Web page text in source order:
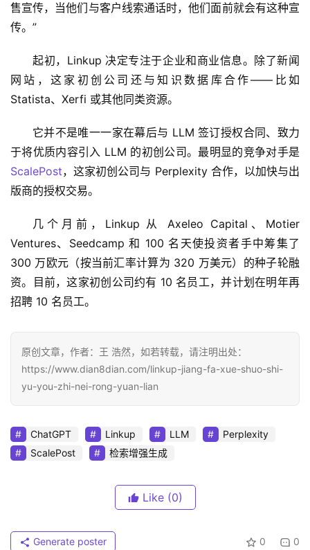
售宣传，当他们与客户线索通话时，他们面前就会有这种宣
传。”
起初，Linkup 决定专注于企业和商业信息。除了新闻
网站，这家初创公司还与知识数据库合作——比如
Statista、Xerfi 或其他同类资源。
它并不是唯一一家在幕后与 LLM 签订授权合同、致力
于将优质内容引入 LLM 的初创公司。最明显的竞争对手是
ScalePost，这家初创公司与 Perplexity 合作，以加快与出
版商的授权交易。
几个月前，Linkup 从 Axeleo Capital、Motier
Ventures、Seedcamp 和 100 名天使投资者手中筹集了
300 万欧元（按当前汇率计算为 320 万美元）的种子轮融
资。目前，这家初创公司约有 10 名员工，并计划在明年再
招聘 10 名员工。
原创文章，作者：王 浩然，如若转载，请注明出处：
https://www.dian8dian.com/linkup-jiang-fa-xue-shuo-shi-
yu-you-zhi-nei-rong-yuan-lian
ChatGPT Linkup LLM
Perplexity
ScalePost
检索增强生成
Like (0)
0 0
Generate poster